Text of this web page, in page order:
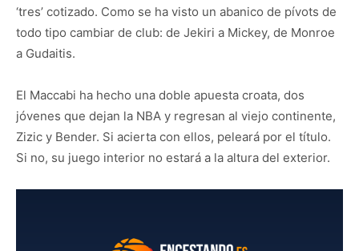
‘tres’ cotizado. Como se ha visto un abanico de pívots de
todo tipo cambiar de club: de Jekiri a Mickey, de Monroe
a Gudaitis.
El Maccabi ha hecho una doble apuesta croata, dos
jóvenes que dejan la NBA y regresan al viejo continente,
Zizic y Bender. Si acierta con ellos, peleará por el título.
Si no, su juego interior no estará a la altura del exterior.